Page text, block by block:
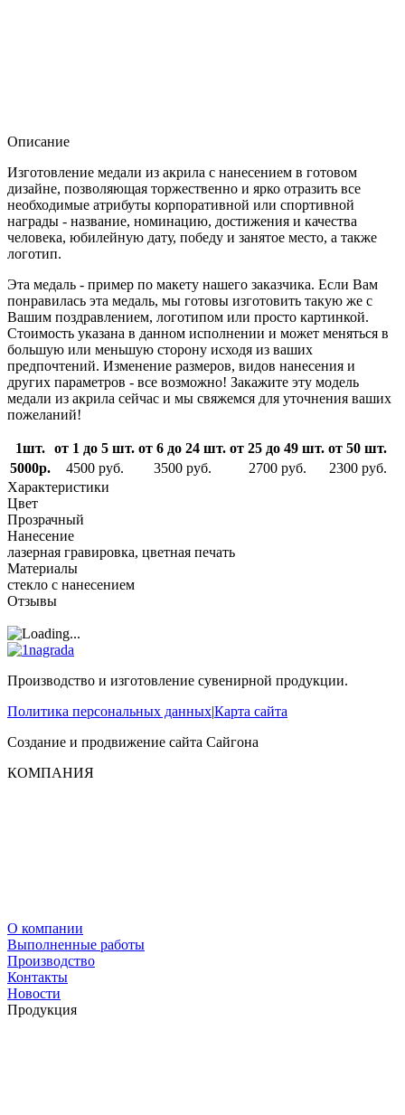
Описание
Изготовление медали из акрила с нанесением в готовом
дизайне, позволяющая торжественно и ярко отразить все
необходимые атрибуты корпоративной или спортивной
награды - название, номинацию, достижения и качества
человека, юбилейную дату, победу и занятое место, а также
логотип.
Эта медаль - пример по макету нашего заказчика. Если Вам
понравилась эта медаль, мы готовы изготовить такую же с
Вашим поздравлением, логотипом или просто картинкой.
Стоимость указана в данном исполнении и может меняться в
большую или меньшую сторону исходя из ваших
предпочтений. Изменение размеров, видов нанесения и
других параметров - все возможно! Закажите эту модель
медали из акрила сейчас и мы свяжемся для уточнения ваших
пожеланий!
1шт. от 1 до 5 шт. от 6 до 24 шт. от 25 до 49 шт. от 50 шт.
5000р.
4500 руб. 3500 руб. 2700 руб.
2300 руб.
Характеристики
Цвет
Прозрачный
Нанесение
лазерная гравировка, цветная печать
Материалы
стекло с нанесением
Отзывы
Производство и изготовление сувенирной продукции.
Политика персональных данных|Карта сайта
Создание и продвижение сайта Сайгона
КОМПАНИЯ
О компании
Выполненные работы
Производство
Контакты
Новости
Продукция